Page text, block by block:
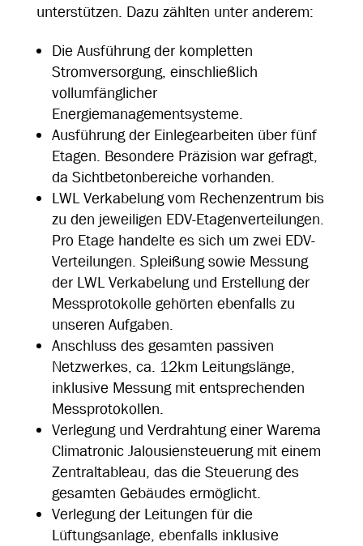
unterstützen. Dazu zählten unter anderem:
Die Ausführung der kompletten
Stromversorgung, einschließlich
vollumfänglicher
Energiemanagementsysteme.
Ausführung der Einlegearbeiten über fünf
Etagen. Besondere Präzision war gefragt,
da Sichtbetonbereiche vorhanden.
LWL Verkabelung vom Rechenzentrum bis
zu den jeweiligen EDV-Etagenverteilungen.
Pro Etage handelte es sich um zwei EDV-
Verteilungen. Spleißung sowie Messung
der LWL Verkabelung und Erstellung der
Messprotokolle gehörten ebenfalls zu
unseren Aufgaben.
Anschluss des gesamten passiven
Netzwerkes, ca. 12km Leitungslänge,
inklusive Messung mit entsprechenden
Messprotokollen.
Verlegung und Verdrahtung einer Warema
Climatronic Jalousiensteuerung mit einem
Zentraltableau, das die Steuerung des
gesamten Gebäudes ermöglicht.
Verlegung der Leitungen für die
Lüftungsanlage, ebenfalls inklusive